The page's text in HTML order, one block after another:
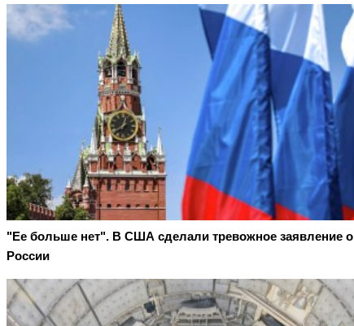
"Ее больше нет". В США сделали тревожное заявление о
России